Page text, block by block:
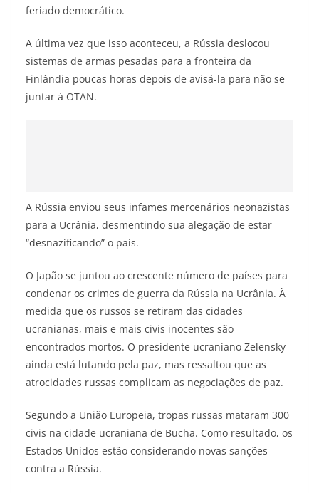
feriado democrático.
A última vez que isso aconteceu, a Rússia deslocou
sistemas de armas pesadas para a fronteira da
Finlândia poucas horas depois de avisá-la para não se
juntar à OTAN.
A Rússia enviou seus infames mercenários neonazistas
para a Ucrânia, desmentindo sua alegação de estar
“desnazificando” o país.
O Japão se juntou ao crescente número de países para
condenar os crimes de guerra da Rússia na Ucrânia. À
medida que os russos se retiram das cidades
ucranianas, mais e mais civis inocentes são
encontrados mortos. O presidente ucraniano Zelensky
ainda está lutando pela paz, mas ressaltou que as
atrocidades russas complicam as negociações de paz.
Segundo a União Europeia, tropas russas mataram 300
civis na cidade ucraniana de Bucha. Como resultado, os
Estados Unidos estão considerando novas sanções
contra a Rússia.